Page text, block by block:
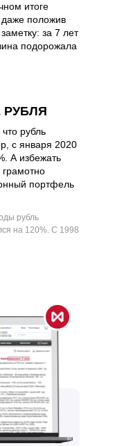
итоге
даже положив
за 7 лет
подорожала
рубль
с января 2020
А избежать
грамотно
портфель
рубль
на 120%. С 1998